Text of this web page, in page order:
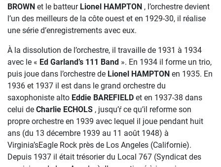
BROWN et le batteur Lionel HAMPTON , l’orchestre devient
l’un des meilleurs de la côte ouest et en 1929-30, il réalise
une série d’enregistrements avec eux.
À la dissolution de l’orchestre, il travaille de 1931 à 1934
avec le « Ed Garland’s 111 Band ». En 1934 il forme un trio,
puis joue dans l’orchestre de Lionel HAMPTON en 1935. En
1936 et 1937 il est dans le grand orchestre du
saxophoniste alto Eddie BAREFIELD et en 1937-38 dans
celui de Charlie ECHOLS , jusqu’ŕ ce qu’il reforme son
propre orchestre en 1939 avec lequel il joue pendant huit
ans (du 13 décembre 1939 au 11 août 1948) à
Virginia’sEagle Rock près de Los Angeles (Californie).
Depuis 1937 il était trésorier du Local 767 (Syndicat des